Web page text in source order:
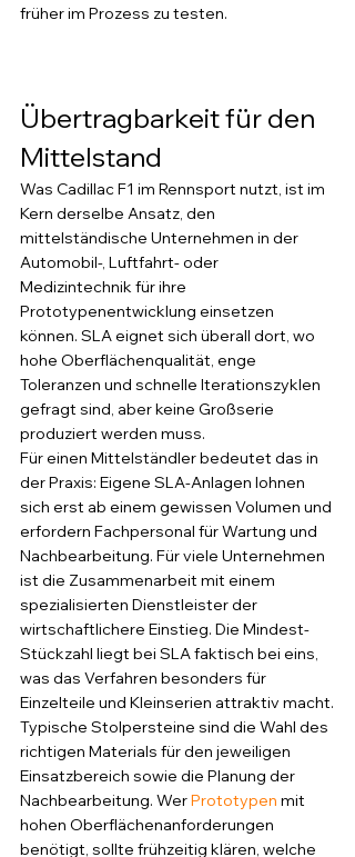
früher im Prozess zu testen.
Übertragbarkeit für den
Mittelstand
Was Cadillac F1 im Rennsport nutzt, ist im
Kern derselbe Ansatz, den
mittelständische Unternehmen in der
Automobil-, Luftfahrt- oder
Medizintechnik für ihre
Prototypenentwicklung einsetzen
können. SLA eignet sich überall dort, wo
hohe Oberflächenqualität, enge
Toleranzen und schnelle Iterationszyklen
gefragt sind, aber keine Großserie
produziert werden muss.
Für einen Mittelständler bedeutet das in
der Praxis: Eigene SLA-Anlagen lohnen
sich erst ab einem gewissen Volumen und
erfordern Fachpersonal für Wartung und
Nachbearbeitung. Für viele Unternehmen
ist die Zusammenarbeit mit einem
spezialisierten Dienstleister der
wirtschaftlichere Einstieg. Die Mindest-
Stückzahl liegt bei SLA faktisch bei eins,
was das Verfahren besonders für
Einzelteile und Kleinserien attraktiv macht.
Typische Stolpersteine sind die Wahl des
richtigen Materials für den jeweiligen
Einsatzbereich sowie die Planung der
Nachbearbeitung. Wer Prototypen mit
hohen Oberflächenanforderungen
benötigt, sollte frühzeitig klären, welche